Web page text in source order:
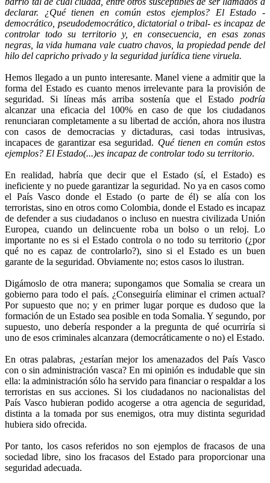
declarar. ¿Qué tienen en común estos ejemplos? El Estado -
democrático, pseudodemocrático, dictatorial o tribal- es incapaz de
controlar todo su territorio y, en consecuencia, en esas zonas
negras, la vida humana vale cuatro chavos, la propiedad pende del
hilo del capricho privado y la seguridad jurídica tiene viruela.
Hemos llegado a un punto interesante. Manel viene a admitir que la
forma del Estado es cuanto menos irrelevante para la provisión de
seguridad. Si líneas más arriba sostenía que el Estado podría
alcanzar una eficacia del 100% en caso de que los ciudadanos
renunciaran completamente a su libertad de acción, ahora nos ilustra
con casos de democracias y dictaduras, casi todas intrusivas,
incapaces de garantizar esa seguridad. Qué tienen en común estos
ejemplos? El Estado(...)es incapaz de controlar todo su territorio.
En realidad, habría que decir que el Estado (sí, el Estado) es
ineficiente y no puede garantizar la seguridad. No ya en casos como
el País Vasco donde el Estado (o parte de él) se alía con los
terroristas, sino en otros como Colombia, donde el Estado es incapaz
de defender a sus ciudadanos o incluso en nuestra civilizada Unión
Europea, cuando un delincuente roba un bolso o un reloj. Lo
importante no es si el Estado controla o no todo su territorio (¿por
qué no es capaz de controlarlo?), sino si el Estado es un buen
garante de la seguridad. Obviamente no; estos casos lo ilustran.
Digámoslo de otra manera; supongamos que Somalia se creara un
gobierno para todo el país. ¿Conseguiría eliminar el crimen actual?
Por supuesto que no; y en primer lugar porque es dudoso que la
formación de un Estado sea posible en toda Somalia. Y segundo, por
supuesto, uno debería responder a la pregunta de qué ocurriría si
uno de esos criminales alcanzara (democráticamente o no) el Estado.
En otras palabras, ¿estarían mejor los amenazados del País Vasco
con o sin administración vasca? En mi opinión es indudable que sin
ella: la administración sólo ha servido para financiar o respaldar a los
terroristas en sus acciones. Si los ciudadanos no nacionalistas del
País Vasco hubieran podido acogerse a otra agencia de seguridad,
distinta a la tomada por sus enemigos, otra muy distinta seguridad
hubiera sido ofrecida.
Por tanto, los casos referidos no son ejemplos de fracasos de una
sociedad libre, sino los fracasos del Estado para proporcionar una
seguridad adecuada.